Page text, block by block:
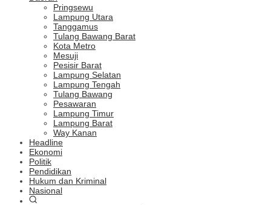
Pringsewu
Lampung Utara
Tanggamus
Tulang Bawang Barat
Kota Metro
Mesuji
Pesisir Barat
Lampung Selatan
Lampung Tengah
Tulang Bawang
Pesawaran
Lampung Timur
Lampung Barat
Way Kanan
Headline
Ekonomi
Politik
Pendidikan
Hukum dan Kriminal
Nasional